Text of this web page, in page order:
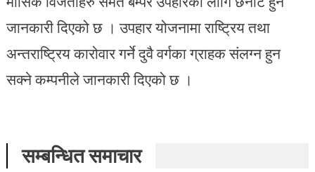
जानकारी दिएको छ । उपहार योजनामा राष्ट्रिय तथा
अन्तराष्ट्रिय कारोवार गर्ने दुवै वर्गका ग्राहक संलग्न हुन
सक्ने कम्पनीले जानकारी दिएको छ ।
सम्बन्धित समाचार